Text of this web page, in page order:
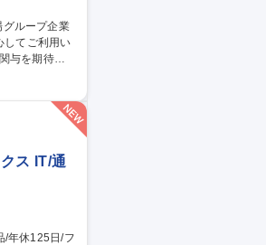
与を期待し
、現地対応
ス IT/通